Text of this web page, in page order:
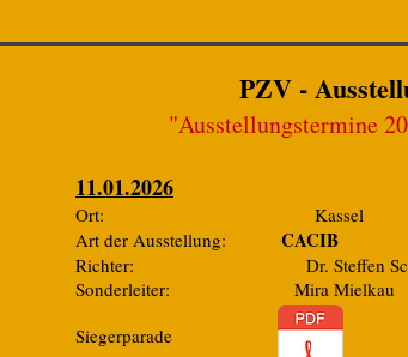
PZV -
"Ausstellungstermine
11.01.2026
Ort: Kassel
Art der Ausstellung: CACIB
Richter: Dr. Steffen
Sonderleiter: Mira Mielkau
Siegerparade